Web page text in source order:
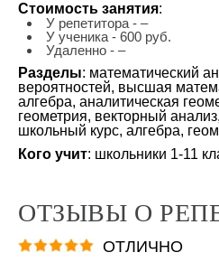
Стоимость занятия:
У репетитора - –
У ученика - 600 руб.
Удаленно - –
Разделы: математический
вероятностей, высшая
алгебра, аналитическая
геометрия, векторный
школьный курс, алгебра,
Кого учит: школьники 1-11
ОТЗЫВЫ О
ОТЛИЧНО